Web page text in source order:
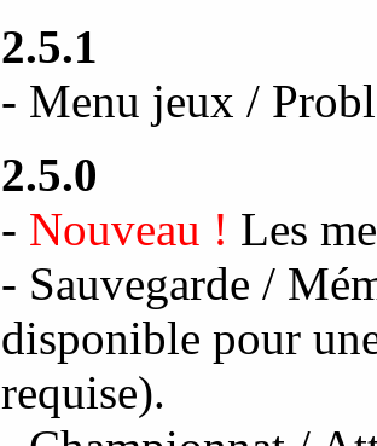
2.5.1
- Menu jeux /
2.5.0
- Nouveau ! Les
- Sauvegarde /
disponible pour
requise).